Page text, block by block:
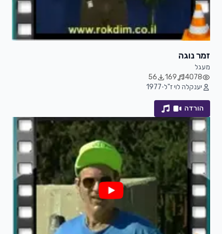
זמר נוגה
מעגל
4078
169
56
יענקלה לוי ז"ל•
1977
הורדה